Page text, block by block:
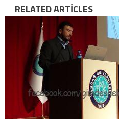
RELATED ARTICLES